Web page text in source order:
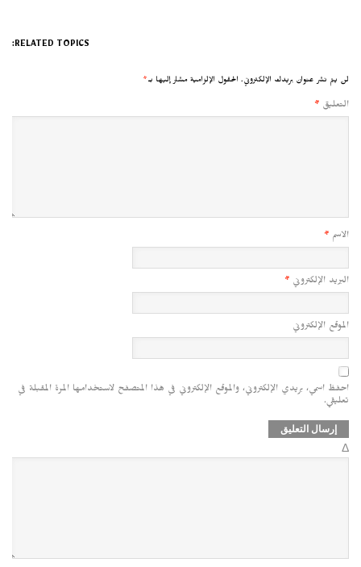
RELATED TOPICS:
لن يتم نشر عنوان بريدك الإلكتروني. الحقول الإلزامية مشار إليها بـ*
التعليق *
الاسم *
البريد الإلكتروني *
الموقع الإلكتروني
احفظ اسمي، بريدي الإلكتروني، والموقع الإلكتروني في هذا المتصفح لاستخدامها المرة المقبلة في
تعليقي.
Δ